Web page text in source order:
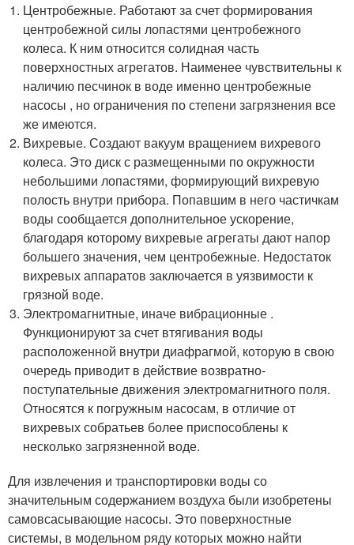
Центробежные. Работают за счет формирования
центробежной силы лопастями центробежного
колеса. К ним относится солидная часть
поверхностных агрегатов. Наименее чувствительны к
наличию песчинок в воде именно центробежные
насосы , но ограничения по степени загрязнения все
же имеются.
Вихревые. Создают вакуум вращением вихревого
колеса. Это диск с размещенными по окружности
небольшими лопастями, формирующий вихревую
полость внутри прибора. Попавшим в него частичкам
воды сообщается дополнительное ускорение,
благодаря которому вихревые агрегаты дают напор
большего значения, чем центробежные. Недостаток
вихревых аппаратов заключается в уязвимости к
грязной воде.
Электромагнитные, иначе вибрационные .
Функционируют за счет втягивания воды
расположенной внутри диафрагмой, которую в свою
очередь приводит в действие возвратно-
поступательные движения электромагнитного поля.
Относятся к погружным насосам, в отличие от
вихревых собратьев более приспособлены к
несколько загрязненной воде.
Для извлечения и транспортировки воды со
значительным содержанием воздуха были изобретены
самовсасывающие насосы. Это поверхностные
системы, в модельном ряду которых можно найти